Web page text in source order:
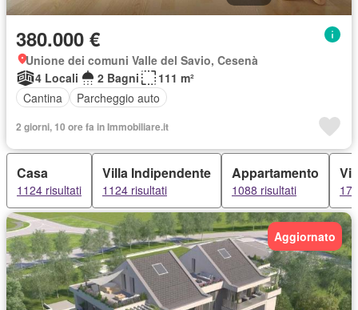
380.000 €
Unione dei comuni Valle del Savio, Cesenà
4 Locali
2 Bagni
111 m²
Cantina
Parcheggio auto
2 giorni, 10 ore fa in Immobiliare.it
Casa
1124 risultati
Villa Indipendente
1124 risultati
Appartamento
1088 risultati
Aggiornato